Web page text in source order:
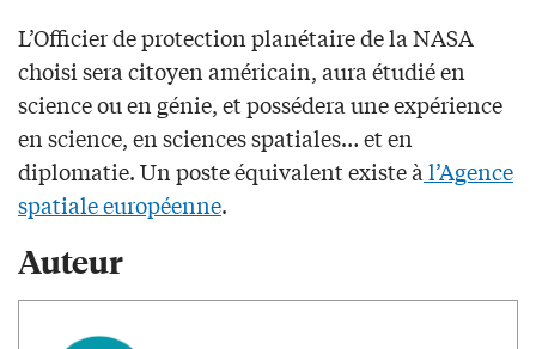
L’Officier de protection planétaire de la NASA
choisi sera citoyen américain, aura étudié en
science ou en génie, et possédera une expérience
en science, en sciences spatiales… et en
diplomatie. Un poste équivalent existe àl’Agence
spatiale européenne.
Auteur